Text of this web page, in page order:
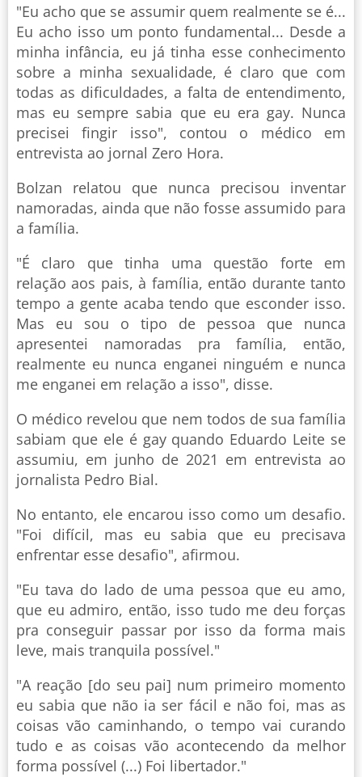
"Eu acho que se assumir quem realmente se é...
Eu acho isso um ponto fundamental... Desde a
minha infância, eu já tinha esse conhecimento
sobre a minha sexualidade, é claro que com
todas as dificuldades, a falta de entendimento,
mas eu sempre sabia que eu era gay. Nunca
precisei fingir isso", contou o médico em
entrevista ao jornal Zero Hora.
Bolzan relatou que nunca precisou inventar
namoradas, ainda que não fosse assumido para
a família.
"É claro que tinha uma questão forte em
relação aos pais, à família, então durante tanto
tempo a gente acaba tendo que esconder isso.
Mas eu sou o tipo de pessoa que nunca
apresentei namoradas pra família, então,
realmente eu nunca enganei ninguém e nunca
me enganei em relação a isso", disse.
O médico revelou que nem todos de sua família
sabiam que ele é gay quando Eduardo Leite se
assumiu, em junho de 2021 em entrevista ao
jornalista Pedro Bial.
No entanto, ele encarou isso como um desafio.
"Foi difícil, mas eu sabia que eu precisava
enfrentar esse desafio", afirmou.
"Eu tava do lado de uma pessoa que eu amo,
que eu admiro, então, isso tudo me deu forças
pra conseguir passar por isso da forma mais
leve, mais tranquila possível."
"A reação [do seu pai] num primeiro momento
eu sabia que não ia ser fácil e não foi, mas as
coisas vão caminhando, o tempo vai curando
tudo e as coisas vão acontecendo da melhor
forma possível (...) Foi libertador."